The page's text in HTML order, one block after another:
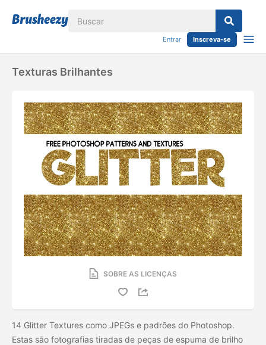
Entrar Inscreva-se
Texturas Brilhantes
SOBRE AS LICENÇAS
14 Glitter Textures como JPEGs e padrões do Photoshop.
Estas são fotografias tiradas de peças de espuma de brilho